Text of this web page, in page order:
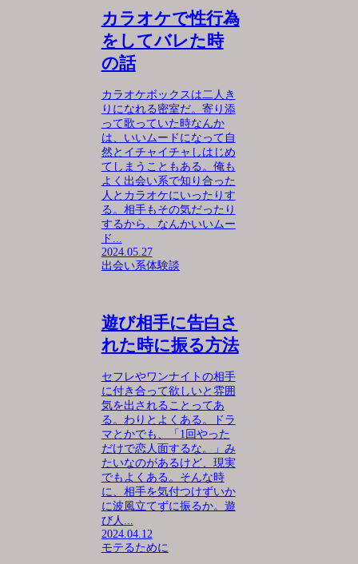
カラオケで性行為
をしてバレた時
の話
カラオケボックスは二人き
りになれる密室だ。寄り添
って歌っていた時なんか
は、いいムードになって自
然とイチャイチャしはじめ
てしまうこともある。俺も
よく出会い系で知り合った
人とカラオケにいったりす
る。相手もその気だったり
するから、なんかいいムー
ド...
2024.05.27
出会い系体験談
遊び相手に告白さ
れた時に振る方法
セフレやワンナイトの相手
に付き合って欲しいと雰囲
気を出されることってあ
る。わりとよくある。ドラ
マとかでも、「1回やった
だけで恋人面するな。」み
たいなのがあるけど、現実
でもよくある。そんな時
に、相手を気付つけずいか
に波風立てずに振るか。遊
び人...
2024.04.12
モテるために